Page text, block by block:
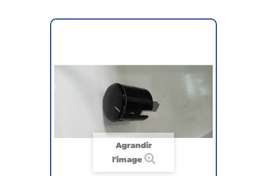
Agrandir
l'image